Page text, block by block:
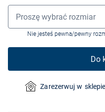
Wybór rozmiaru
Proszę wybrać rozmiar
Nie jesteś pewna/pewny
Do
Zarezerwuj w